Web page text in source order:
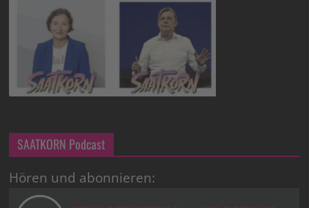
SAATKORN Podcast
Hören und abonnieren: